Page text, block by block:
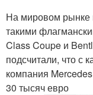
На мировом рынке
такими
Class Coupe и
подсчитали, что с
компания
30 тысяч евро